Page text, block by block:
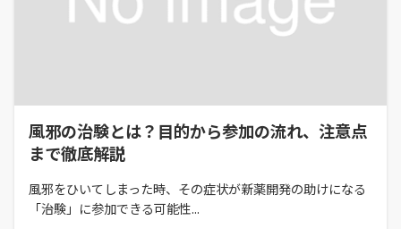
風邪の治験とは？目的から参加の流れ、注意点
まで徹底解説
風邪をひいてしまった時、その症状が新薬開発の助けになる
「治験」に参加できる可能性...